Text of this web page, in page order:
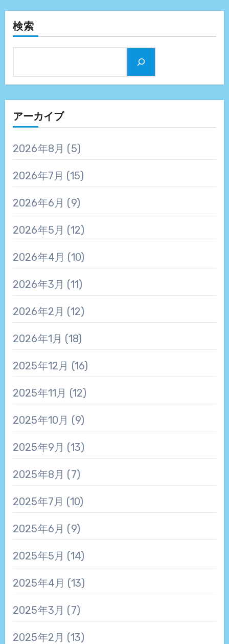
検索
アーカイブ
2026年8月 (5)
2026年7月 (15)
2026年6月 (9)
2026年5月 (12)
2026年4月 (10)
2026年3月 (11)
2026年2月 (12)
2026年1月 (18)
2025年12月 (16)
2025年11月 (12)
2025年10月 (9)
2025年9月 (13)
2025年8月 (7)
2025年7月 (10)
2025年6月 (9)
2025年5月 (14)
2025年4月 (13)
2025年3月 (7)
2025年2月 (13)